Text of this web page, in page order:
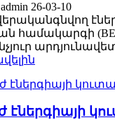
26-03-10
համակարգի
էներգիայի